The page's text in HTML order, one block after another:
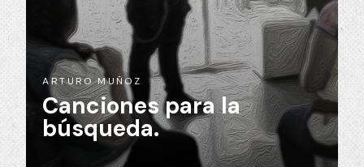
ARTURO MUÑOZ
Canciones para la
búsqueda.